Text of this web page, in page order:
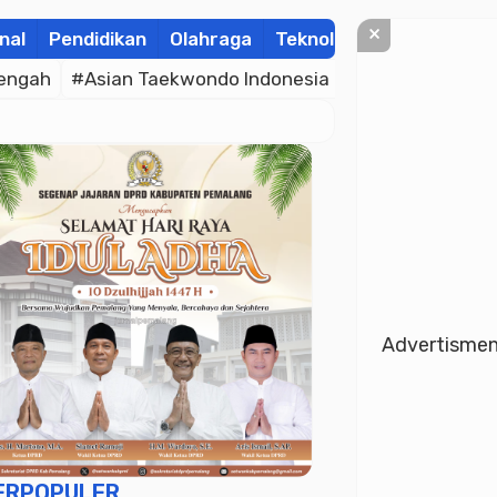
Pendidikan Olahraga Teknologi
#Asian Taekwondo Indonesia Open
×